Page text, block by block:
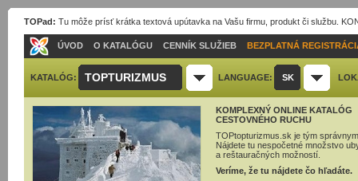
TOPad: Tu môže prísť krátka textová upútavka na Vašu firmu, produkt či službu.
ÚVOD O KATALÓGU CENNÍK SLUŽIEB BEZPLATNÁ
KATALÓG: TOPTURIZMUS LANGUAGE: SK
KOMPLEXNÝ ONLINE KATALÓG
CESTOVNÉHO RUCHU
TOPtopturizmus.sk je tým
Nájdete tu nespočetné množstvo
a reštauračných možností.
Veríme, že tu nájdete čo hľadáte.